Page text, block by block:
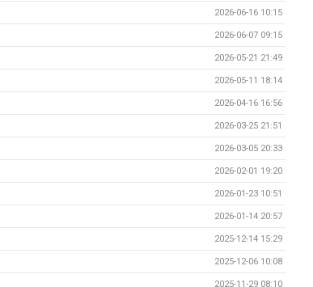
2026-06-16 10:15
2026-06-07 09:15
2026-05-21 21:49
2026-05-11 18:14
2026-04-16 16:56
2026-03-25 21:51
2026-03-05 20:33
2026-02-01 19:20
2026-01-23 10:51
2026-01-14 20:57
2025-12-14 15:29
2025-12-06 10:08
2025-11-29 08:10